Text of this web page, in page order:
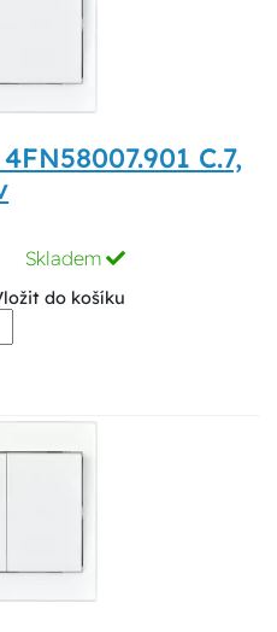
C.7,
Skladem
do košíku